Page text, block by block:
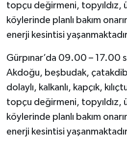
topçu değirmeni, topyıldız,
köylerinde planlı bakım
enerji kesintisi
Gürpınar’da 09.00 – 17.00
Akdoğu, beşbudak,
dolaylı, kalkanlı, kapçık,
topçu değirmeni, topyıldız,
köylerinde planlı bakım
enerji kesintisi